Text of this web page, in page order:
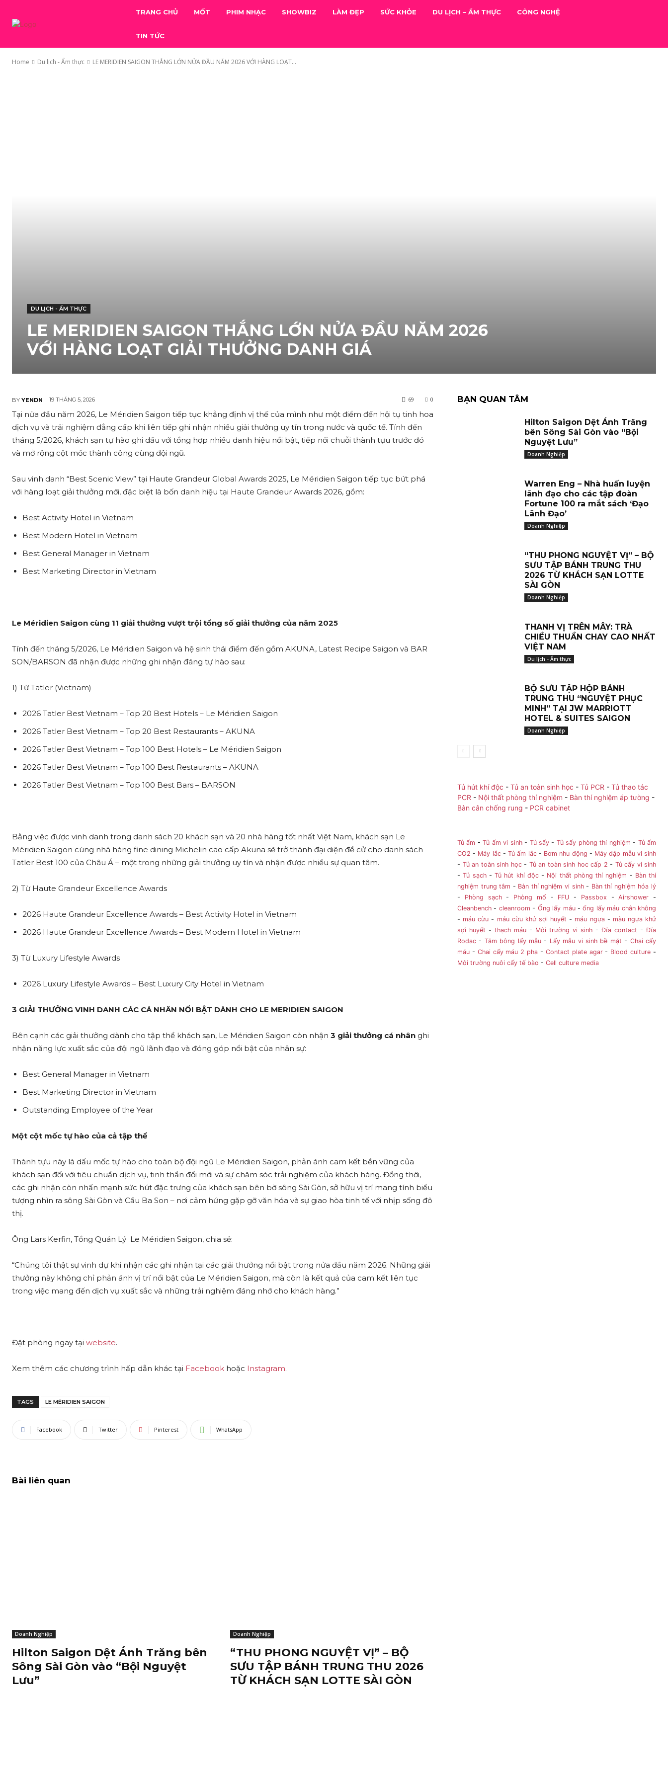
TRANG CHỦ MỐT PHIM NHẠC SHOWBIZ LÀM ĐẸP SỨC KHỎE DU LỊCH – ẨM THỰC CÔNG NGHỆ
TIN TỨC
Home Du lịch - Ẩm thực LE MERIDIEN SAIGON THẮNG LỚN NỬA ĐẦU NĂM 2026 VỚI HÀNG LOẠT...
DU LỊCH - ẨM THỰC
LE MERIDIEN SAIGON THẮNG LỚN NỬA ĐẦU NĂM 2026
VỚI HÀNG LOẠT GIẢI THƯỞNG DANH GIÁ
BY YENDN 19 THÁNG 5, 2026 0
69
Tại nửa đầu năm 2026, Le Méridien Saigon tiếp tục khẳng định vị thế của mình như một điểm đến hội tụ tinh hoa
dịch vụ và trải nghiệm đẳng cấp khi liên tiếp ghi nhận nhiều giải thưởng uy tín trong nước và quốc tế. Tính đến
tháng 5/2026, khách sạn tự hào ghi dấu với tổng hợp nhiều danh hiệu nổi bật, tiếp nối chuỗi thành tựu trước đó
và mở rộng cột mốc thành công cùng đội ngũ.
Sau vinh danh “Best Scenic View” tại Haute Grandeur Global Awards 2025, Le Méridien Saigon tiếp tục bứt phá
với hàng loạt giải thưởng mới, đặc biệt là bốn danh hiệu tại Haute Grandeur Awards 2026, gồm:
Best Activity Hotel in Vietnam
Best Modern Hotel in Vietnam
Best General Manager in Vietnam
Best Marketing Director in Vietnam
Le Méridien Saigon cùng 11 giải thưởng vượt trội tổng số giải thưởng của năm 2025
Tính đến tháng 5/2026, Le Méridien Saigon và hệ sinh thái điểm đến gồm AKUNA, Latest Recipe Saigon và BAR
SON/BARSON đã nhận được những ghi nhận đáng tự hào sau:
1) Từ Tatler (Vietnam)
2026 Tatler Best Vietnam – Top 20 Best Hotels – Le Méridien Saigon
2026 Tatler Best Vietnam – Top 20 Best Restaurants – AKUNA
2026 Tatler Best Vietnam – Top 100 Best Hotels – Le Méridien Saigon
2026 Tatler Best Vietnam – Top 100 Best Restaurants – AKUNA
2026 Tatler Best Vietnam – Top 100 Best Bars – BARSON
Bằng việc được vinh danh trong danh sách 20 khách sạn và 20 nhà hàng tốt nhất Việt Nam, khách sạn Le
Méridien Saigon cùng nhà hàng fine dining Michelin cao cấp Akuna sẽ trở thành đại diện đề cử cho danh sách
Tatler Best 100 của Châu Á – một trong những giải thưởng uy tín và nhận được nhiều sự quan tâm.
2) Từ Haute Grandeur Excellence Awards
2026 Haute Grandeur Excellence Awards – Best Activity Hotel in Vietnam
2026 Haute Grandeur Excellence Awards – Best Modern Hotel in Vietnam
3) Từ Luxury Lifestyle Awards
2026 Luxury Lifestyle Awards – Best Luxury City Hotel in Vietnam
3 GIẢI THƯỞNG VINH DANH CÁC CÁ NHÂN NỔI BẬT DÀNH CHO LE MERIDIEN SAIGON
Bên cạnh các giải thưởng dành cho tập thể khách sạn, Le Méridien Saigon còn nhận 3 giải thưởng cá nhân ghi
nhận năng lực xuất sắc của đội ngũ lãnh đạo và đóng góp nổi bật của nhân sự:
Best General Manager in Vietnam
Best Marketing Director in Vietnam
Outstanding Employee of the Year
Một cột mốc tự hào của cả tập thể
Thành tựu này là dấu mốc tự hào cho toàn bộ đội ngũ Le Méridien Saigon, phản ánh cam kết bền vững của
khách sạn đối với tiêu chuẩn dịch vụ, tinh thần đổi mới và sự chăm sóc trải nghiệm của khách hàng. Đồng thời,
các ghi nhận còn nhấn mạnh sức hút đặc trưng của khách sạn bên bờ sông Sài Gòn, sở hữu vị trí mang tính biểu
tượng nhìn ra sông Sài Gòn và Cầu Ba Son – nơi cảm hứng gặp gỡ văn hóa và sự giao hòa tinh tế với nhịp sống đô
thị.
Ông Lars Kerfin, Tổng Quán Lý Le Méridien Saigon, chia sẻ:
“Chúng tôi thật sự vinh dự khi nhận các ghi nhận tại các giải thưởng nổi bật trong nửa đầu năm 2026. Những giải
thưởng này không chỉ phản ánh vị trí nổi bật của Le Méridien Saigon, mà còn là kết quả của cam kết liên tục
trong việc mang đến dịch vụ xuất sắc và những trải nghiệm đáng nhớ cho khách hàng.”
Đặt phòng ngay tại website.
Xem thêm các chương trình hấp dẫn khác tại Facebook hoặc Instagram.
TAGS LE MÉRIDIEN SAIGON
Facebook Twitter Pinterest WhatsApp
Bài liên quan
Doanh Nghiệp
Hilton Saigon Dệt Ánh Trăng bên
Sông Sài Gòn vào “Bội Nguyệt
Lưu”
Doanh Nghiệp
“THU PHONG NGUYỆT VỊ” – BỘ
SƯU TẬP BÁNH TRUNG THU 2026
TỪ KHÁCH SẠN LOTTE SÀI GÒN
BẠN QUAN TÂM
Hilton Saigon Dệt Ánh Trăng
bên Sông Sài Gòn vào “Bội
Nguyệt Lưu”
Doanh Nghiệp
Warren Eng – Nhà huấn luyện
lãnh đạo cho các tập đoàn
Fortune 100 ra mắt sách ‘Đạo
Lãnh Đạo’
Doanh Nghiệp
“THU PHONG NGUYỆT VỊ” – BỘ
SƯU TẬP BÁNH TRUNG THU
2026 TỪ KHÁCH SẠN LOTTE
SÀI GÒN
Doanh Nghiệp
THANH VỊ TRÊN MÂY: TRÀ
CHIỀU THUẦN CHAY CAO NHẤT
VIỆT NAM
Du lịch - Ẩm thực
BỘ SƯU TẬP HỘP BÁNH
TRUNG THU “NGUYỆT PHỤC
MINH” TẠI JW MARRIOTT
HOTEL & SUITES SAIGON
Doanh Nghiệp
Tủ hút khí độc - Tủ an toàn sinh học - Tủ PCR - Tủ thao tác
PCR - Nội thất phòng thí nghiệm - Bàn thí nghiệm áp tường -
Bàn cân chống rung - PCR cabinet
Tủ ấm -Tủ ấm vi sinh- Tủ sấy - Tủ sấy phòng thí nghiệm - Tủ ấm
CO2 - Máy lắc-Tủ ấm lắc- Bơm nhu động - Máy dập mẫu vi sinh
- Tủ an toàn sinh học- Tủ an toàn sinh hoc cấp 2 - Tủ cấy vi sinh
-Tủ sạch- Tủ hút khí độc- Nội thất phòng thí nghiệm - Bàn thí
nghiệm trung tâm - Bàn thí nghiệm vi sinh- Bàn thí nghiệm hóa lý
- Phòng sạch- Phòng mổ - FFU - Passbox -Airshower -
Cleanbench - cleanroom - Ống lấy máu-ống lấy máu chân không
- máu cừu - máu cừu khử sợi huyết - máu ngựa- màu ngựa khử
sợi huyết - thạch máu - Môi trường vi sinh -Đĩa contact -Đĩa
Rodac - Tăm bông lấy mẫu - Lấy mẫu vi sinh bề mặt - Chai cấy
máu - Chai cấy máu 2 pha - Contact plate agar- Blood culture -
Môi trường nuôi cấy tế bào - Cell culture media